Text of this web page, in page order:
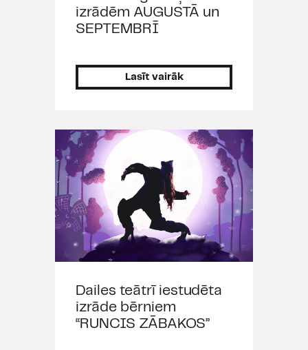
izrādēm AUGUSTĀ un
SEPTEMBRĪ
Lasīt vairāk
Dailes teātrī iestudēta
izrāde bērniem
“RUNCIS ZĀBAKOS”